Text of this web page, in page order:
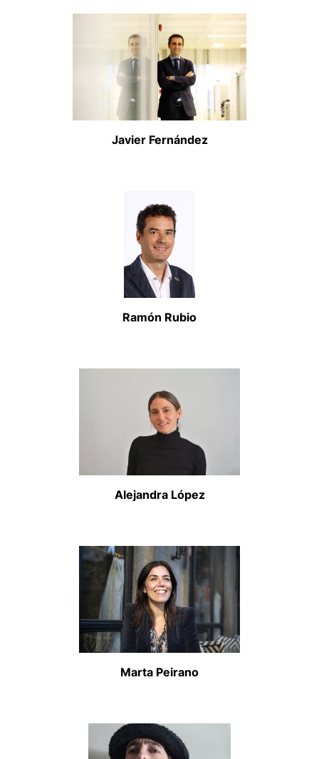
Javier Fernández
Ramón Rubio
Alejandra López
Marta Peirano